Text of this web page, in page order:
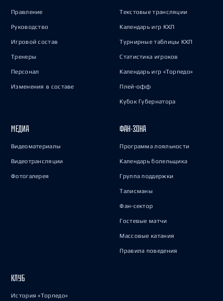
Правление
Руководство
Игровой состав
Тренеры
Персонал
Изменения в составе
Текстовые трансляции
Календарь игр КХЛ
Турнирные таблицы КХЛ
Статистика игроков
Календарь игр «Торпедо»
Плей-офф
Кубок Губернатора
МЕДИА
Видеоматериалы
Видеотрансляции
Фотогалерея
ФАН-ЗОНА
Программа лояльности
Календарь болельщика
Группа поддержки
Талисманы
Фан-сектор
Гостевые матчи
Массовые катания
Правила поведения
КЛУБ
История «Торпедо»